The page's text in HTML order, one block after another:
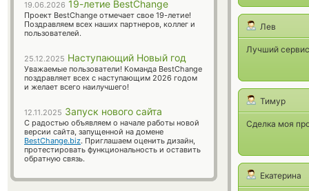
Лев
Лучший
Тимур
Сделка моя
Екатерина
19.06.2026 19-летие BestChange
Проект BestChange отмечает свое 19-летие!
Поздравляем всех наших партнеров, коллег и
пользователей.
25.12.2025 Наступающий Новый год
Уважаемые пользователи! Команда BestChange
поздравляет всех с наступающим 2026 годом
и желает всего наилучшего!
12.11.2025 Запуск нового сайта
С радостью объявляем о начале работы новой
версии сайта, запущенной на домене
BestChange.biz. Приглашаем оценить дизайн,
протестировать функциональность и оставить
обратную связь.